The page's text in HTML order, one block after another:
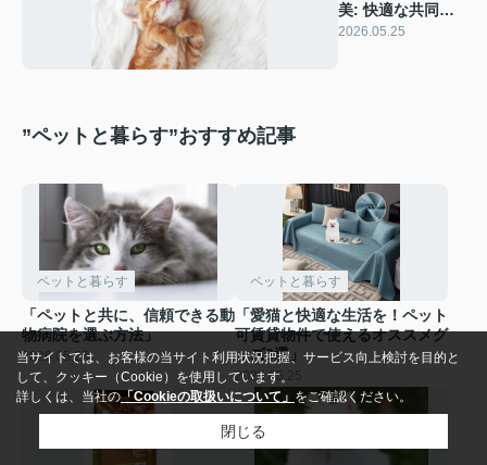
美: 快適な共同生
活のヒント」
2026.05.25
”ペットと暮らす”おすすめ記事
ペットと暮らす
「ペットと共に、信頼できる動
物病院を選ぶ方法」
2026.05.25
ペットと暮らす
「愛猫と快適な生活を！ペット
可賃貸物件で使えるオススメグ
ッズ6選」
2026.05.25
当サイトでは、お客様の当サイト利用状況把握、サービス向上検討を目的と
して、クッキー（Cookie）を使用しています。
詳しくは、当社の「Cookieの取扱いについて」 をご確認ください。
閉じる